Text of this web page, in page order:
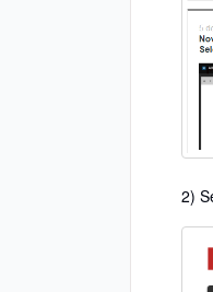
2)